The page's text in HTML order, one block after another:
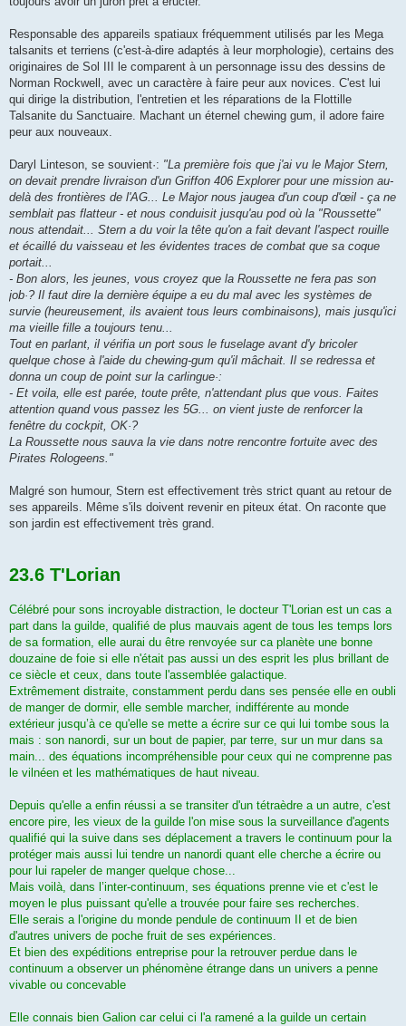
Responsable des appareils spatiaux fréquemment utilisés par les Mega
talsanits et terriens (c'est-à-dire adaptés à leur morphologie), certains des
originaires de Sol III le comparent à un personnage issu des dessins de
Norman Rockwell, avec un caractère à faire peur aux novices. C'est lui
qui dirige la distribution, l'entretien et les réparations de la Flottille
Talsanite du Sanctuaire. Machant un éternel chewing gum, il adore faire
peur aux nouveaux.
Daryl Linteson, se souvient·: "La première fois que j'ai vu le Major Stern,
on devait prendre livraison d'un Griffon 406 Explorer pour une mission au-
delà des frontières de l'AG... Le Major nous jaugea d'un coup d'œil - ça ne
semblait pas flatteur - et nous conduisit jusqu'au pod où la "Roussette"
nous attendait... Stern a du voir la tête qu'on a fait devant l'aspect rouille
et écaillé du vaisseau et les évidentes traces de combat que sa coque
portait...
- Bon alors, les jeunes, vous croyez que la Roussette ne fera pas son
job·? Il faut dire la dernière équipe a eu du mal avec les systèmes de
survie (heureusement, ils avaient tous leurs combinaisons), mais jusqu'ici
ma vieille fille a toujours tenu...
Tout en parlant, il vérifia un port sous le fuselage avant d'y bricoler
quelque chose à l'aide du chewing-gum qu'il mâchait. Il se redressa et
donna un coup de point sur la carlingue·:
- Et voila, elle est parée, toute prête, n'attendant plus que vous. Faites
attention quand vous passez les 5G... on vient juste de renforcer la
fenêtre du cockpit, OK·?
La Roussette nous sauva la vie dans notre rencontre fortuite avec des
Pirates Rologeens."
Malgré son humour, Stern est effectivement très strict quant au retour de
ses appareils. Même s'ils doivent revenir en piteux état. On raconte que
son jardin est effectivement très grand.
23.6 T'Lorian
Célébré pour sons incroyable distraction, le docteur T'Lorian est un cas a
part dans la guilde, qualifié de plus mauvais agent de tous les temps lors
de sa formation, elle aurai du être renvoyée sur ca planète une bonne
douzaine de foie si elle n'était pas aussi un des esprit les plus brillant de
ce siècle et ceux, dans toute l'assemblée galactique.
Extrêmement distraite, constamment perdu dans ses pensée elle en oubli
de manger de dormir, elle semble marcher, indifférente au monde
extérieur jusqu’à ce qu'elle se mette a écrire sur ce qui lui tombe sous la
mais : son nanordi, sur un bout de papier, par terre, sur un mur dans sa
main... des équations incompréhensible pour ceux qui ne comprenne pas
le vilnéen et les mathématiques de haut niveau.
Depuis qu'elle a enfin réussi a se transiter d'un tétraèdre a un autre, c'est
encore pire, les vieux de la guilde l'on mise sous la surveillance d'agents
qualifié qui la suive dans ses déplacement a travers le continuum pour la
protéger mais aussi lui tendre un nanordi quant elle cherche a écrire ou
pour lui rapeler de manger quelque chose...
Mais voilà, dans l’inter-continuum, ses équations prenne vie et c'est le
moyen le plus puissant qu'elle a trouvée pour faire ses recherches.
Elle serais a l'origine du monde pendule de continuum II et de bien
d'autres univers de poche fruit de ses expériences.
Et bien des expéditions entreprise pour la retrouver perdue dans le
continuum a observer un phénomène étrange dans un univers a penne
vivable ou concevable
Elle connais bien Galion car celui ci l'a ramené a la guilde un certain